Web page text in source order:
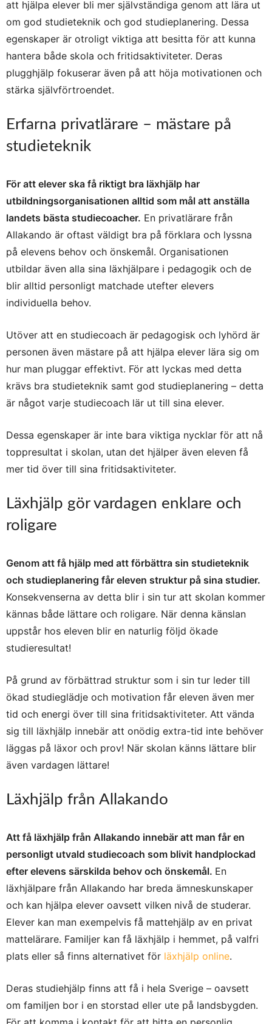
att hjälpa elever bli mer självständiga genom att lära ut
om god studieteknik och god studieplanering. Dessa
egenskaper är otroligt viktiga att besitta för att kunna
hantera både skola och fritidsaktiviteter. Deras
plugghjälp fokuserar även på att höja motivationen och
stärka självförtroendet.
Erfarna privatlärare – mästare på
studieteknik
För att elever ska få riktigt bra läxhjälp har
utbildningsorganisationen alltid som mål att anställa
landets bästa studiecoacher. En privatlärare från
Allakando är oftast väldigt bra på förklara och lyssna
på elevens behov och önskemål. Organisationen
utbildar även alla sina läxhjälpare i pedagogik och de
blir alltid personligt matchade utefter elevers
individuella behov.
Utöver att en studiecoach är pedagogisk och lyhörd är
personen även mästare på att hjälpa elever lära sig om
hur man pluggar effektivt. För att lyckas med detta
krävs bra studieteknik samt god studieplanering – detta
är något varje studiecoach lär ut till sina elever.
Dessa egenskaper är inte bara viktiga nycklar för att nå
toppresultat i skolan, utan det hjälper även eleven få
mer tid över till sina fritidsaktiviteter.
Läxhjälp gör vardagen enklare och
roligare
Genom att få hjälp med att förbättra sin studieteknik
och studieplanering får eleven struktur på sina studier.
Konsekvenserna av detta blir i sin tur att skolan kommer
kännas både lättare och roligare. När denna känslan
uppstår hos eleven blir en naturlig följd ökade
studieresultat!
På grund av förbättrad struktur som i sin tur leder till
ökad studieglädje och motivation får eleven även mer
tid och energi över till sina fritidsaktiviteter. Att vända
sig till läxhjälp innebär att onödig extra-tid inte behöver
läggas på läxor och prov! När skolan känns lättare blir
även vardagen lättare!
Läxhjälp från Allakando
Att få läxhjälp från Allakando innebär att man får en
personligt utvald studiecoach som blivit handplockad
efter elevens särskilda behov och önskemål. En
läxhjälpare från Allakando har breda ämneskunskaper
och kan hjälpa elever oavsett vilken nivå de studerar.
Elever kan man exempelvis få mattehjälp av en privat
mattelärare. Familjer kan få läxhjälp i hemmet, på valfri
plats eller så finns alternativet för läxhjälp online.
Deras studiehjälp finns att få i hela Sverige – oavsett
om familjen bor i en storstad eller ute på landsbygden.